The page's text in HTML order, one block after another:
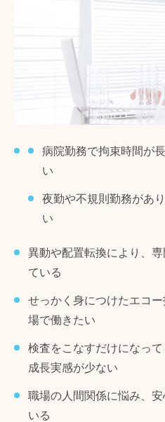
病院勤務で拘束時間が
い
夜勤や不規則勤務があ
い
異動や配置転換により、
ている
せっかく身につけたエコ
場で働きたい
検査をこなすだけになっ
成長実感が少ない
職場の人間関係に悩み、
いる